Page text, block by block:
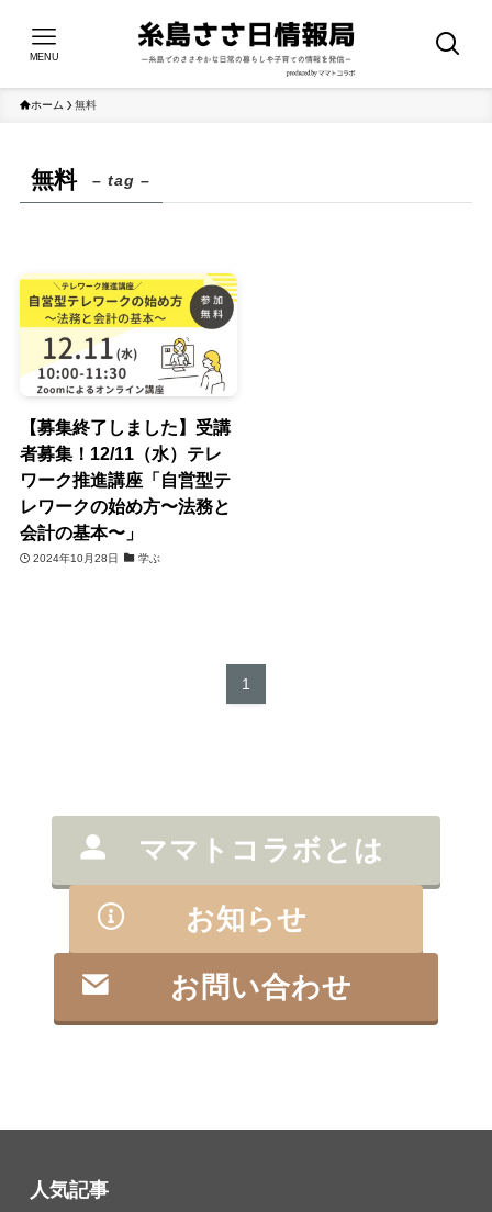
MENU
ホーム 無料
無料 – tag –
【募集終了しました】受講
者募集！12/11（水）テレ
ワーク推進講座「自営型テ
レワークの始め方〜法務と
会計の基本〜」
2024年10月28日 学ぶ
1
ママトコラボとは
お知らせ
お問い合わせ
人気記事